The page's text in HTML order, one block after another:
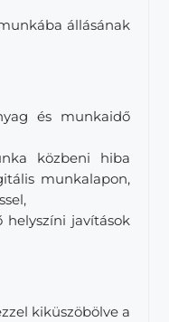
állásának
és munkaidő
közbeni hiba
munkalapon,
helyszíni javítások
kiküszöbölve a